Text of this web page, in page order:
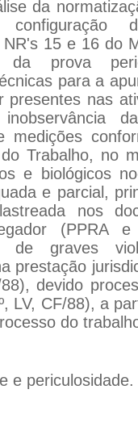
da
15 e 16 do
da prova
para a
presentes nas
medições
Trabalho, no
e biológicos
e parcial,
nos
(PPRA
de graves
prestação
devido
LV, CF/88), a
do
e